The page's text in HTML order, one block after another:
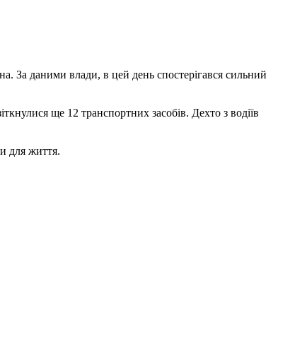
За даними влади, в цей день спостерігався сильний
ще 12 транспортних засобів. Дехто з водіїв
для життя.